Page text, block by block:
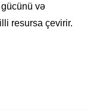
və
resursa çevirir.